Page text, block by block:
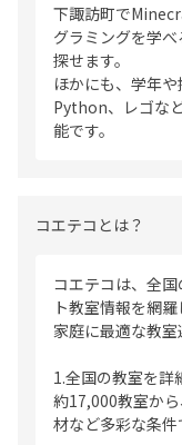
下諏訪町で
グラミングを学
探せます。
ほかにも、学年
Python、レゴな
能です。
コエテコとは？
コエテコは、全
ト教室情報を網
家庭に最適な教室
1.全国の教室を詳
約17,000教室か
材など多彩な条件